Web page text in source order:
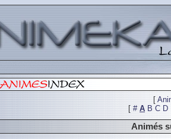
[
[ # A B C D
Animés